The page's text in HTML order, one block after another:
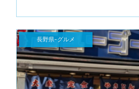
長野県-グルメ